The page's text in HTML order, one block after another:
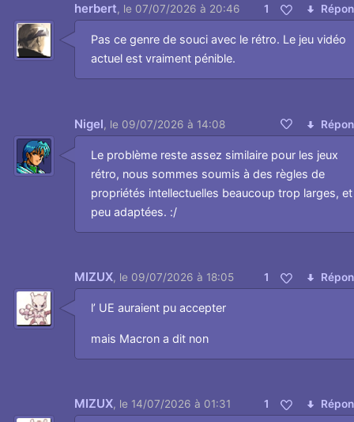
herbert, le 07/07/2026 à 20:46
Aimer
1
Pas ce genre de souci avec le rétro. Le jeu vidéo
actuel est vraiment pénible.
Nigel, le 09/07/2026 à 14:08
Le problème reste assez similaire pour les jeux
rétro, nous sommes soumis à des règles de
propriétés intellectuelles beaucoup trop larges, et
peu adaptées. :/
MIZUX, le 09/07/2026 à 18:05
Aimer
1
l’ UE auraient pu accepter
mais Macron a dit non
MIZUX, le 14/07/2026 à 01:31
Aimer
1